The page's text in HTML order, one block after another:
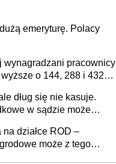
emeryturę. Polacy
wynagradzani pracownicy
o 144, 288 i 432
dług się nie kasuje.
w sądzie może
działce ROD –
może z tego